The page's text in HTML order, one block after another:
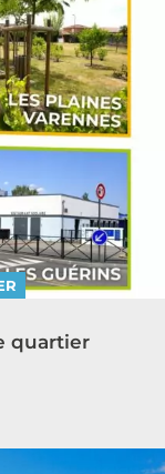
quartier